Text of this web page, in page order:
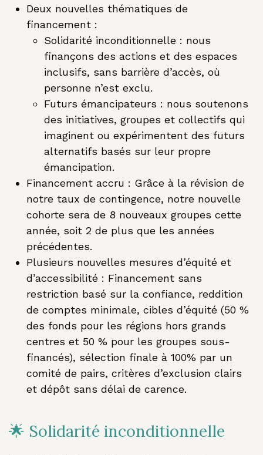
Deux nouvelles thématiques de
financement :
Solidarité inconditionnelle : nous
finançons des actions et des espaces
inclusifs, sans barrière d’accès, où
personne n’est exclu.
Futurs émancipateurs : nous soutenons
des initiatives, groupes et collectifs qui
imaginent ou expérimentent des futurs
alternatifs basés sur leur propre
émancipation.
Financement accru : Grâce à la révision de
notre taux de contingence, notre nouvelle
cohorte sera de 8 nouveaux groupes cette
année, soit 2 de plus que les années
précédentes.
Plusieurs nouvelles mesures d’équité et
d’accessibilité : Financement sans
restriction basé sur la confiance, reddition
de comptes minimale, cibles d’équité (50 %
des fonds pour les régions hors grands
centres et 50 % pour les groupes sous-
financés), sélection finale à 100% par un
comité de pairs, critères d’exclusion clairs
et dépôt sans délai de carence.
🌟 Solidarité inconditionnelle